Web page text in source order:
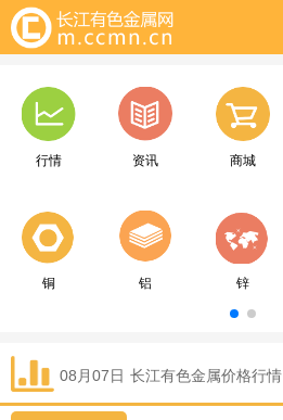
行情 资讯 商城
铜 铝 锌
08月07日 长江有色金属价格行情